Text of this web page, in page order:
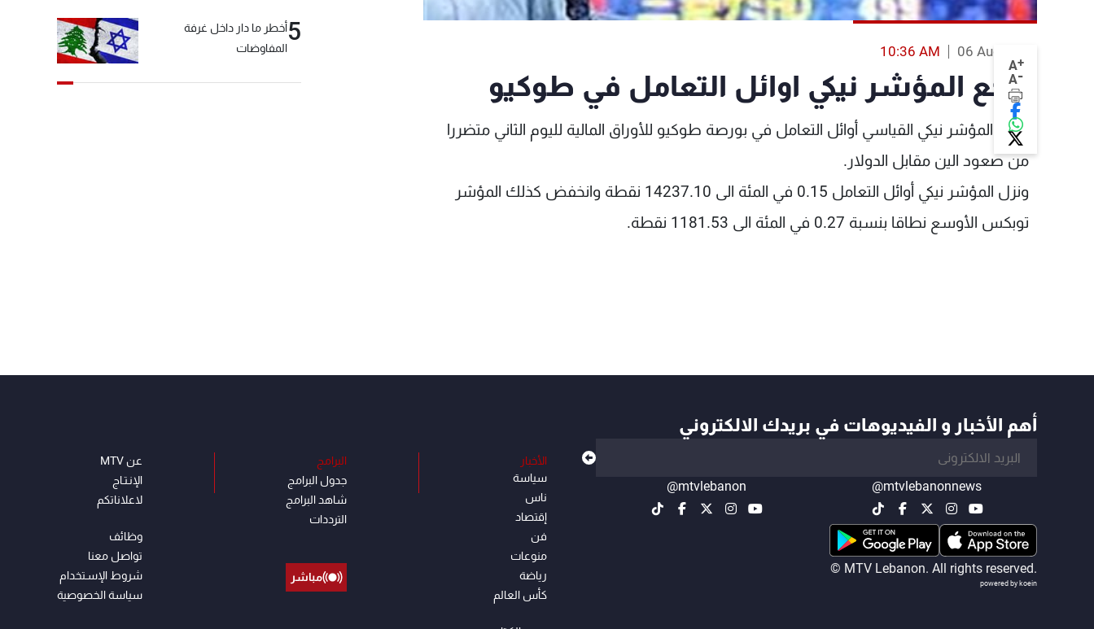
A+
A-
06 Aug 2013
10:36 AM
تراجع المؤشر نيكي اوائل التعامل في طوكيو
هبط المؤشر نيكي القياسي أوائل التعامل في بورصة طوكيو للأوراق المالية لليوم الثاني متضررا
من صعود الين مقابل الدولار.
ونزل المؤشر نيكي أوائل التعامل 0.15 في المئة الى 14237.10 نقطة وانخفض كذلك المؤشر
توبكس الأوسع نطاقا بنسبة 0.27 في المئة الى 1181.53 نقطة.
5أخطر ما دار داخل غرفة
المفاوضات
أهم الأخبار و الفيديوهات في بريدك الالكتروني
@mtvlebanonnews
@mtvlebanon
© MTV Lebanon. All rights reserved.
powered by koein
الأخبار
سياسة
ناس
إقتصاد
فن
منوعات
رياضة
كأس العالم
البرامج
جدول البرامج
شاهد البرامج
الترددات
مباشر
عن MTV
الإنـتـاج
لاعلاناتكم
وظائف
تواصل معنا
شروط الإسـتخدام
سياسة الخصوصية